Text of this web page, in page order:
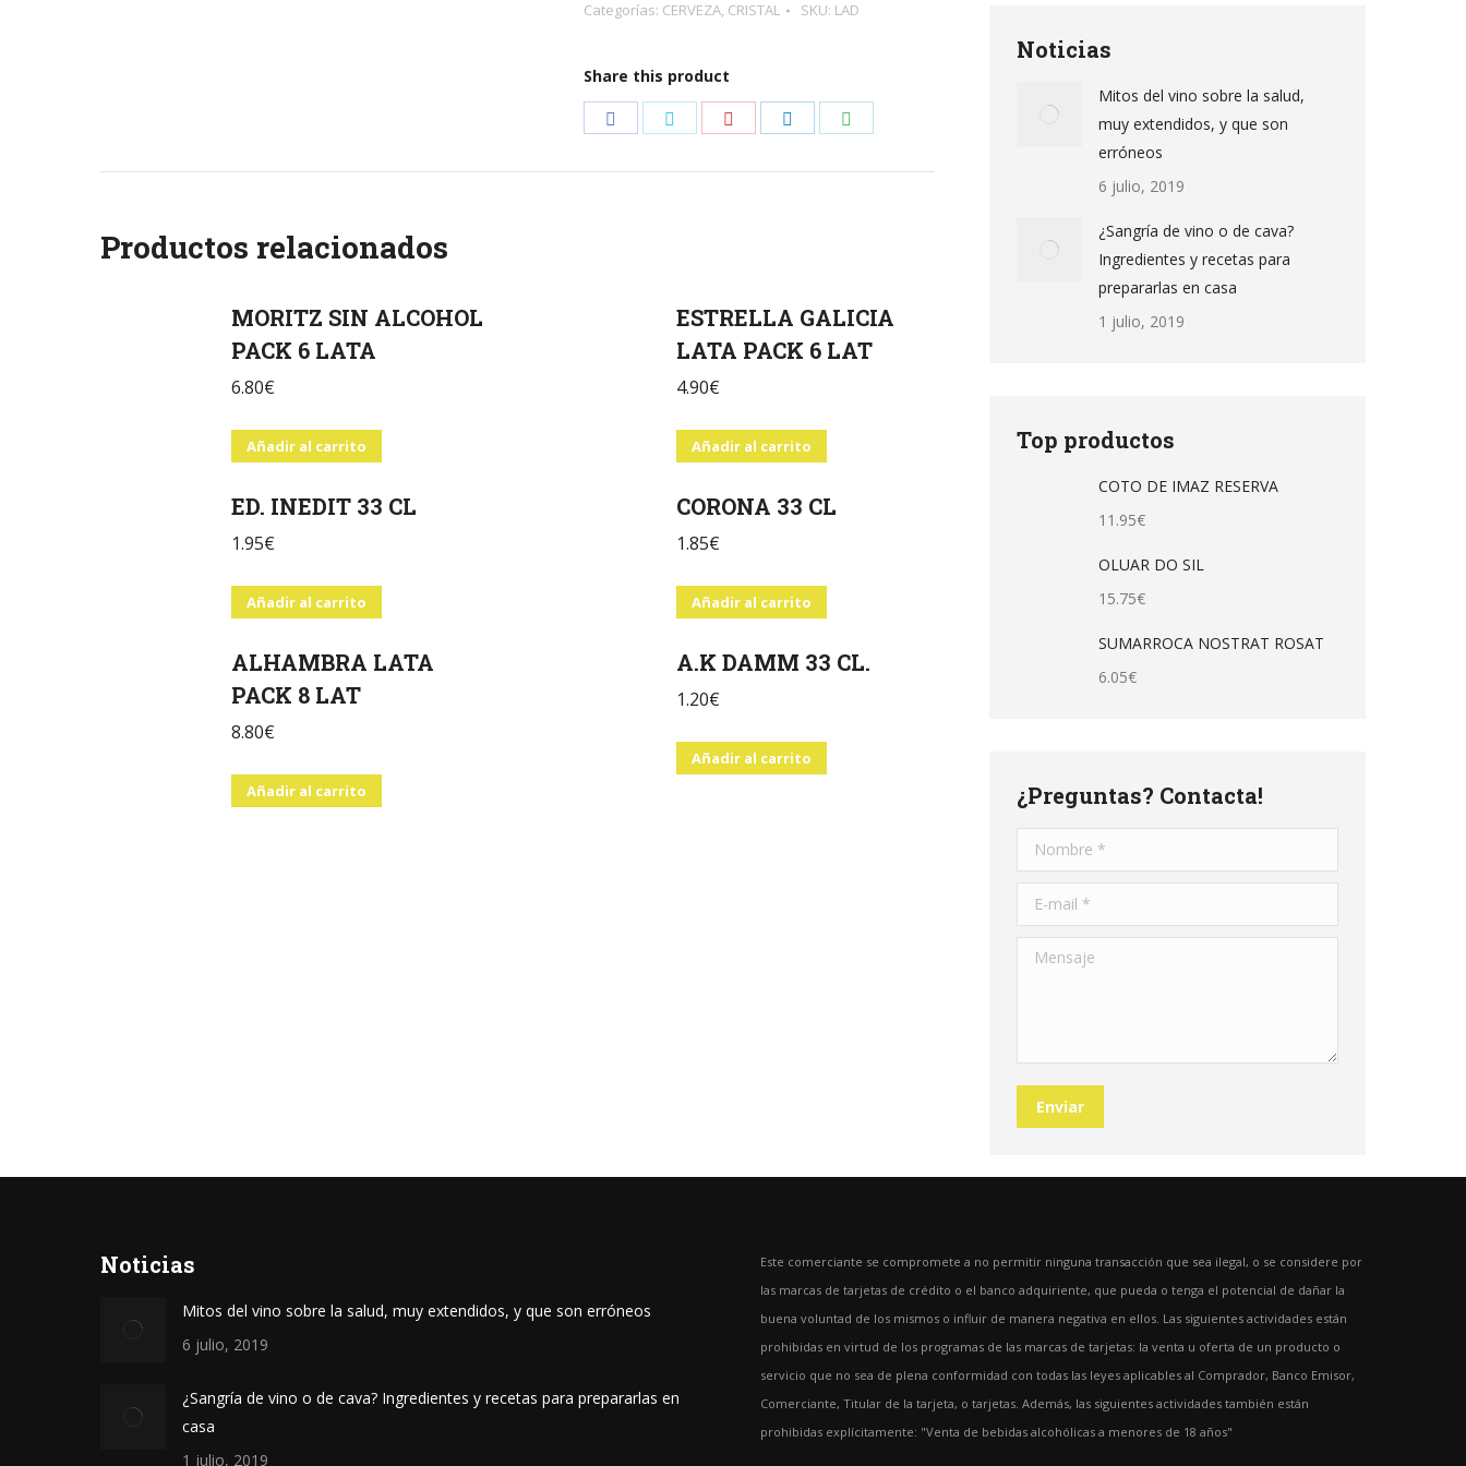
DE
BOT
cantidad
Categorías: CERVEZA, CRISTAL SKU: LAD
Share this product
Productos relacionados
MORITZ SIN ALCOHOL
PACK 6 LATA
6.80€
Añadir al carrito
ESTRELLA GALICIA
LATA PACK 6 LAT
4.90€
Añadir al carrito
ED. INEDIT 33 CL
1.95€
Añadir al carrito
CORONA 33 CL
1.85€
Añadir al carrito
ALHAMBRA LATA
PACK 8 LAT
8.80€
Añadir al carrito
A.K DAMM 33 CL.
1.20€
Añadir al carrito
Noticias
Mitos del vino sobre la salud,
muy extendidos, y que son
erróneos
6 julio, 2019
¿Sangría de vino o de cava?
Ingredientes y recetas para
prepararlas en casa
1 julio, 2019
Top productos
COTO DE IMAZ RESERVA
11.95€
OLUAR DO SIL
15.75€
SUMARROCA NOSTRAT ROSAT
6.05€
¿Preguntas? Contacta!
Nombre *
E-mail *
Mensaje
Enviar
Noticias
Mitos del vino sobre la salud, muy extendidos, y que son erróneos
6 julio, 2019
¿Sangría de vino o de cava? Ingredientes y recetas para prepararlas en
casa
1 julio, 2019
Este comerciante se compromete a no permitir ninguna transacción que sea ilegal, o se considere por
las marcas de tarjetas de crédito o el banco adquiriente, que pueda o tenga el potencial de dañar la
buena voluntad de los mismos o influir de manera negativa en ellos. Las siguientes actividades están
prohibidas en virtud de los programas de las marcas de tarjetas: la venta u oferta de un producto o
servicio que no sea de plena conformidad con todas las leyes aplicables al Comprador, Banco Emisor,
Comerciante, Titular de la tarjeta, o tarjetas. Además, las siguientes actividades también están
prohibidas explícitamente: "Venta de bebidas alcohólicas a menores de 18 años"